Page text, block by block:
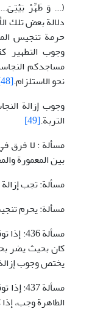
دلالة بعض تلك
حرمة تنجيس
مساجدكم
نحو الاستلزام.[48]
وجوب إزالة
التربة.[49]
مسألة : لا فرق
بين المعمورة
مسألة: تجب
مسألة: يحرم
مسألة
كان بحيث يضر
يختص وجوب
مسألة
الطاهرة وجب،